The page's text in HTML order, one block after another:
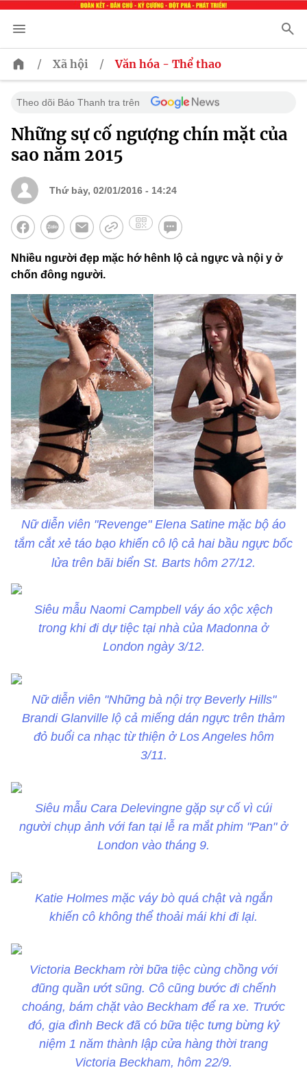
/ Xã hội / Văn hóa - Thể thao
Theo dõi Báo Thanh tra trên
Những sự cố ngượng chín mặt của
sao năm 2015
Thứ bảy, 02/01/2016 - 14:24
Nhiều người đẹp mặc hớ hênh lộ cả ngực và nội y ở
chốn đông người.
Nữ diễn viên "Revenge" Elena Satine mặc bộ áo
tắm cắt xẻ táo bạo khiến cô lộ cả hai bầu ngực bốc
lửa trên bãi biển St. Barts hôm 27/12.
Siêu mẫu Naomi Campbell váy áo xộc xệch
trong khi đi dự tiệc tại nhà của Madonna ở
London ngày 3/12.
Nữ diễn viên "Những bà nội trợ Beverly Hills"
Brandi Glanville lộ cả miếng dán ngực trên thảm
đỏ buổi ca nhạc từ thiện ở Los Angeles hôm
3/11.
Siêu mẫu Cara Delevingne gặp sự cố vì cúi
người chụp ảnh với fan tại lễ ra mắt phim "Pan" ở
London vào tháng 9.
Katie Holmes mặc váy bò quá chật và ngắn
khiến cô không thể thoải mái khi đi lại.
Victoria Beckham rời bữa tiệc cùng chồng với
đũng quần ướt sũng. Cô cũng bước đi chếnh
choáng, bám chặt vào Beckham để ra xe. Trước
đó, gia đình Beck đã có bữa tiệc tưng bừng kỷ
niệm 1 năm thành lập cửa hàng thời trang
Victoria Beckham, hôm 22/9.